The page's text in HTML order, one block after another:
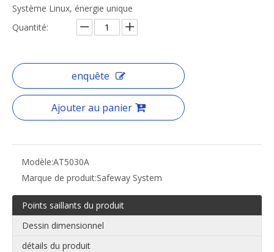
Système Linux, énergie unique
Quantité:
enquête
Ajouter au panier
Modèle:AT5030A
Marque de produit:Safeway System
Points saillants du produit
Dessin dimensionnel
détails du produit